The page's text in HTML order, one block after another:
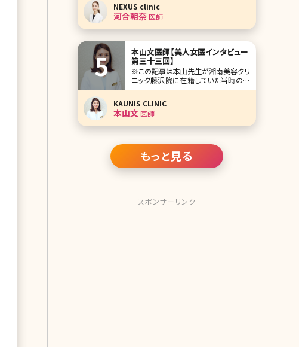
中に位置するアーククリニックの河合
朝奈（かわい あさな）先生です。 レーザ
ー治療に関して、造詣が深く、日々研究
でのマ
NEXUS clinic
河合朝奈医師
本山文医師【美人女医インタビュー
第三十三回】
※この記事は本山先生が湘南美容クリ
ニック藤沢院に在籍していた当時の記
事です。 人気企画「美人女医インタビュ
藤沢院の本山文（もとやま ふみ）先生
です。 学生時代は美容に興味がなく、ガ
リ勉で、「メガネをとると美人」系だった
皮し、
KAUNIS CLINIC
本山文医師
もっと見る
スポンサーリンク